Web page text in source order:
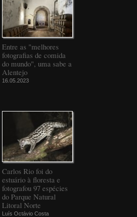
Entre as "melhores
fotografias de comida
do mundo", uma sabe a
Alentejo
16.05.2023
Carlos Rio foi do
estuário à floresta e
fotografou 97 espécies
do Parque Natural
Litoral Norte
Luís Octávio Costa